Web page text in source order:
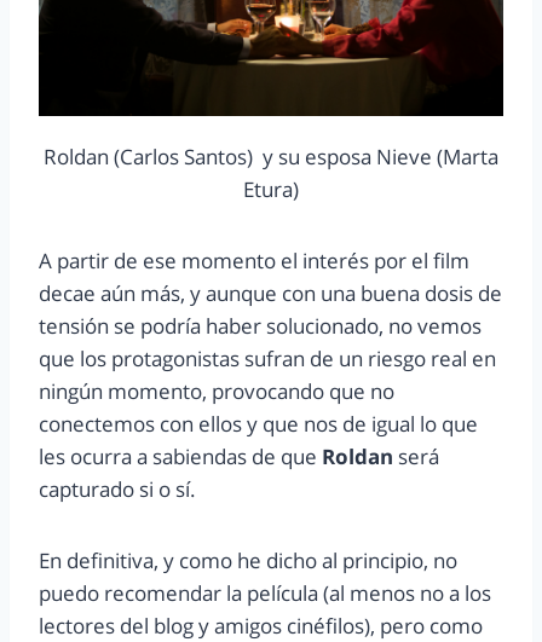
Roldan (Carlos Santos) y su esposa Nieve (Marta
Etura)
A partir de ese momento el interés por el film
decae aún más, y aunque con una buena dosis de
tensión se podría haber solucionado, no vemos
que los protagonistas sufran de un riesgo real en
ningún momento, provocando que no
conectemos con ellos y que nos de igual lo que
les ocurra a sabiendas de que Roldan será
capturado si o sí.
En definitiva, y como he dicho al principio, no
puedo recomendar la película (al menos no a los
lectores del blog y amigos cinéfilos), pero como